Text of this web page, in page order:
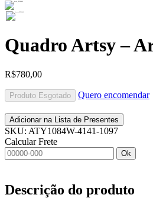
Quadro Artsy –
R$780,00
Produto Esgotado Quero encomendar
Adicionar na Lista de Presentes
SKU: ATY1084W-4141-1097
Calcular Frete
Ok
Descrição do produto